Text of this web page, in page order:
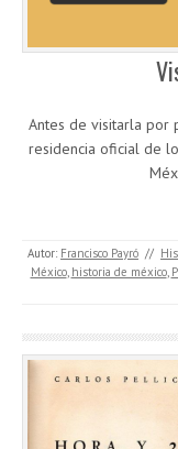
Antes de visitarla por
residencia oficial de
Autor: Francisco Payró //
México, historia de méxico,